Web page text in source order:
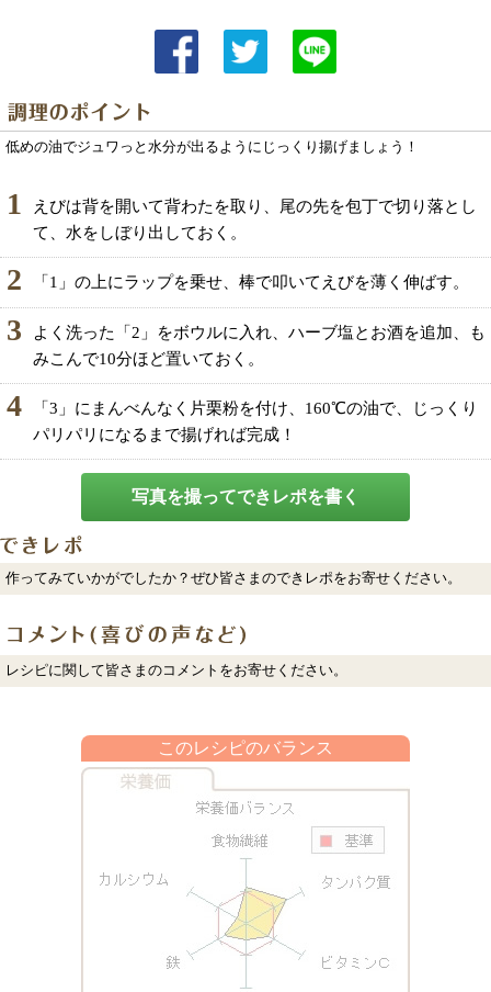
低めの油でジュワっと水分が出るようにじっくり揚げましょう！
1
えびは背を開いて背わたを取り、尾の先を包丁で切り落とし
て、水をしぼり出しておく。
2 「1」の上にラップを乗せ、棒で叩いてえびを薄く伸ばす。
3
よく洗った「2」をボウルに入れ、ハーブ塩とお酒を追加、も
みこんで10分ほど置いておく。
4
「3」にまんべんなく片栗粉を付け、160℃の油で、じっくり
パリパリになるまで揚げれば完成！
写真を撮ってできレポを書く
作ってみていかがでしたか？ぜひ皆さまのできレポをお寄せください。
レシピに関して皆さまのコメントをお寄せください。
このレシピのバランス